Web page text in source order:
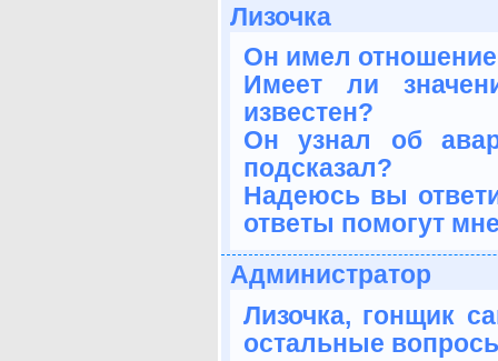
Лизочка
Он имел
Имеет ли
известен?
Он узнал об
подсказал?
Надеюсь вы
ответы помогут
Администратор
Лизочка, гонщик
остальные